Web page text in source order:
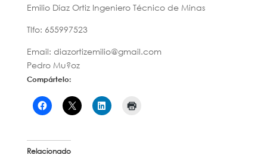
Emilio Díaz Ortiz Ingeniero Técnico de Minas
Tlfo: 655997523
Email: diazortizemilio@gmail.com
Pedro Mu?oz
Compártelo:
Relacionado